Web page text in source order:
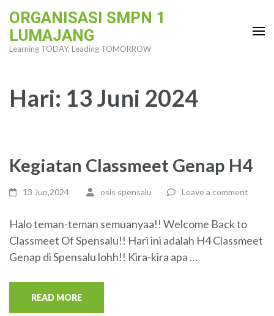
content
ORGANISASI SMPN 1
LUMAJANG
Learning TODAY, Leading TOMORROW
Hari: 13 Juni 2024
Kegiatan Classmeet Genap H4
13 Jun,2024 osis spensalu Leave a comment
Halo teman-teman semuanyaa!! Welcome Back to
Classmeet Of Spensalu!! Hari ini adalah H4 Classmeet
Genap di Spensalu lohh!! Kira-kira apa …
READ MORE